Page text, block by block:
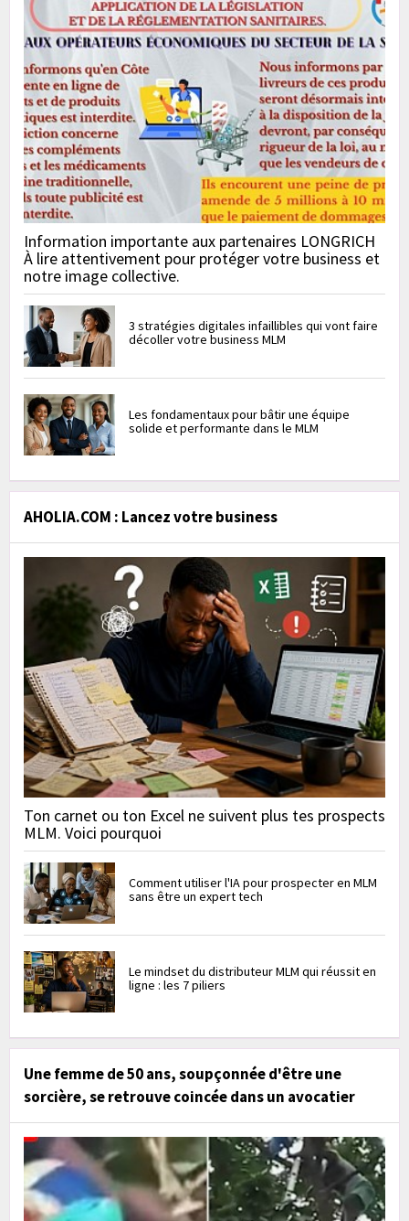
Information importante aux partenaires LONGRICH
À lire attentivement pour protéger votre business et
notre image collective.
3 stratégies digitales infaillibles qui vont faire
décoller votre business MLM
Les fondamentaux pour bâtir une équipe
solide et performante dans le MLM
AHOLIA.COM : Lancez votre business
Ton carnet ou ton Excel ne suivent plus tes prospects
MLM. Voici pourquoi
Comment utiliser l'IA pour prospecter en MLM
sans être un expert tech
Le mindset du distributeur MLM qui réussit en
ligne : les 7 piliers
Une femme de 50 ans, soupçonnée d'être une
sorcière, se retrouve coincée dans un avocatier